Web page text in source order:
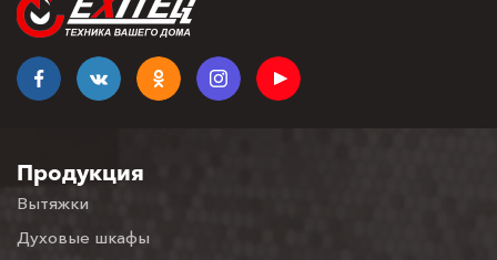
Продукция
Вытяжки
Духовые шкафы